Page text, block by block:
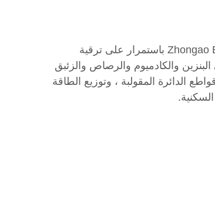
المباني السكنية هي الجزء الأكبر من صناعة العقارات. مع المنتجات المستقلة عالية الجودة والقوة المهنية القوية ، تعمل Zhongao Electric باستمرار على ترقية
والكادميوم والرصاص والزئبق
الدائرة المقولبة ، وتوزيع الطاقة